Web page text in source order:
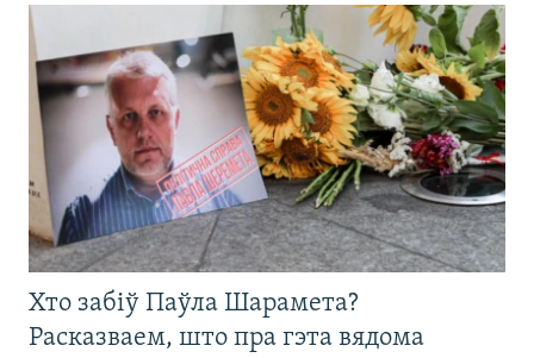
Хто забіў Паўла Шарамета?
Расказваем, што пра гэта вядома